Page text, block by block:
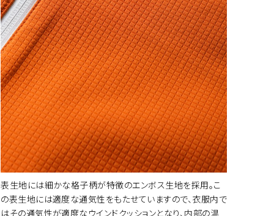
表生地には細かな格子柄が特徴のエンボス生地を採用。こ
の表生地には適度な通気性をもたせていますので、衣服内で
はその通気性が適度なウインドクッションとなり、内部の温
トに入れる
トに入れる
トに入れる